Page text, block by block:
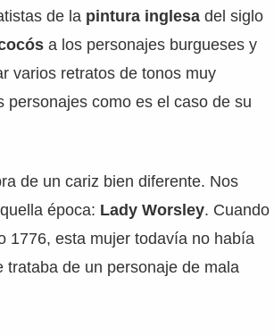
de la pintura inglesa del siglo
a los personajes burgueses y
varios retratos de tonos muy
como es el caso de su
de un cariz bien diferente. Nos
época: Lady Worsley. Cuando
1776, esta mujer todavía no había
de un personaje de mala